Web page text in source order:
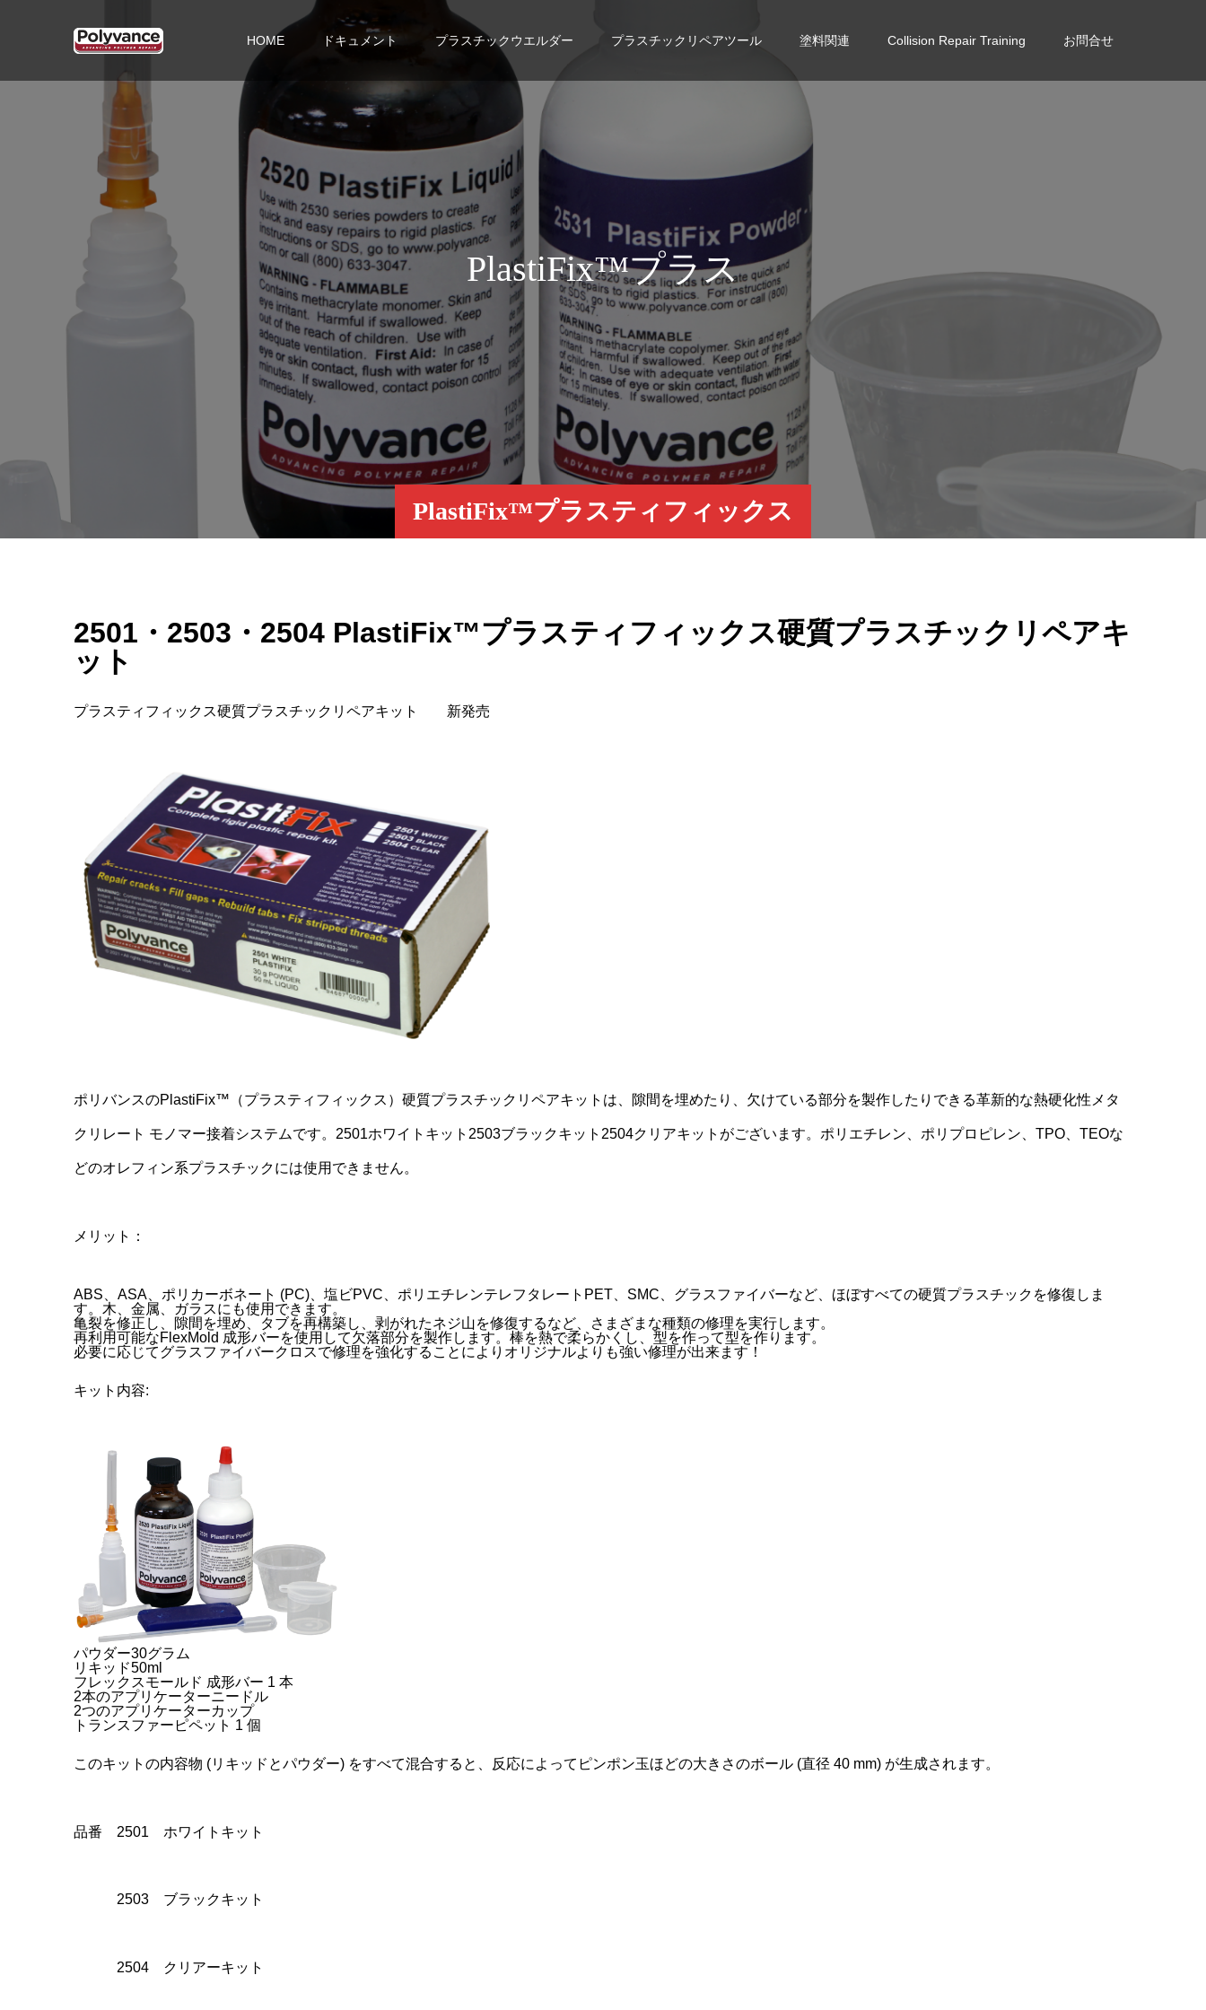
HOME ドキュメント プラスチックウエルダー プラスチックリペアツール 塗料関連 Collision Repair Training お問合せ
PlastiFix™プラスティフィックス
PlastiFix™プ ラスティフィックス硬 ラス
2501・2503・2504 PlastiFix™プラスティフィックス硬質プラスチックリペアキ
ット
プラスティフィックス硬質プラスチックリペアキット 新発売
ポリバンスのPlastiFix™（プラスティフィックス）硬質プラスチックリペアキットは、隙間を埋めたり、欠けている部分を製作したりできる革新的な熱硬化性メタ
クリレート モノマー接着システムです。2501ホワイトキット2503ブラックキット2504クリアキットがございます。ポリエチレン、ポリプロピレン、TPO、TEOな
どのオレフィン系プラスチックには使用できません。
メリット：
ABS、ASA、ポリカーボネート (PC)、塩ビPVC、ポリエチレンテレフタレートPET、SMC、グラスファイバーなど、ほぼすべての硬質プラスチックを修復しま
す。木、金属、ガラスにも使用できます。
亀裂を修正し、隙間を埋め、タブを再構築し、剥がれたネジ山を修復するなど、さまざまな種類の修理を実行します。
再利用可能なFlexMold 成形バーを使用して欠落部分を製作します。棒を熱で柔らかくし、型を作って型を作ります。
必要に応じてグラスファイバークロスで修理を強化することによりオリジナルよりも強い修理が出来ます！
キット内容:
パウダー30グラム
リキッド50ml
フレックスモールド 成形バー 1 本
2本のアプリケーターニードル
2つのアプリケーターカップ
トランスファーピペット 1 個
このキットの内容物 (リキッドとパウダー) をすべて混合すると、反応によってピンポン玉ほどの大きさのボール (直径 40 mm) が生成されます。
品番 2501 ホワイトキット
2503 ブラックキット
2504 クリアーキット